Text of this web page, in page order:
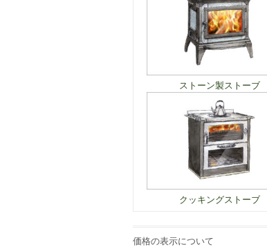
ストーン製ストーブ
クッキングストーブ
価格の表示について